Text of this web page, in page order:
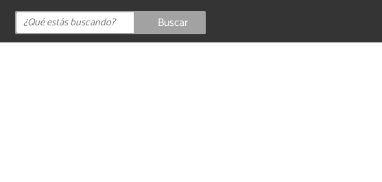
Buscar